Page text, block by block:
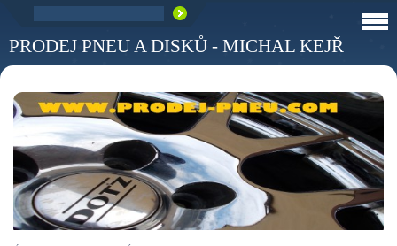
PRODEJ PNEU A DISKŮ - MICHAL KEJŘ